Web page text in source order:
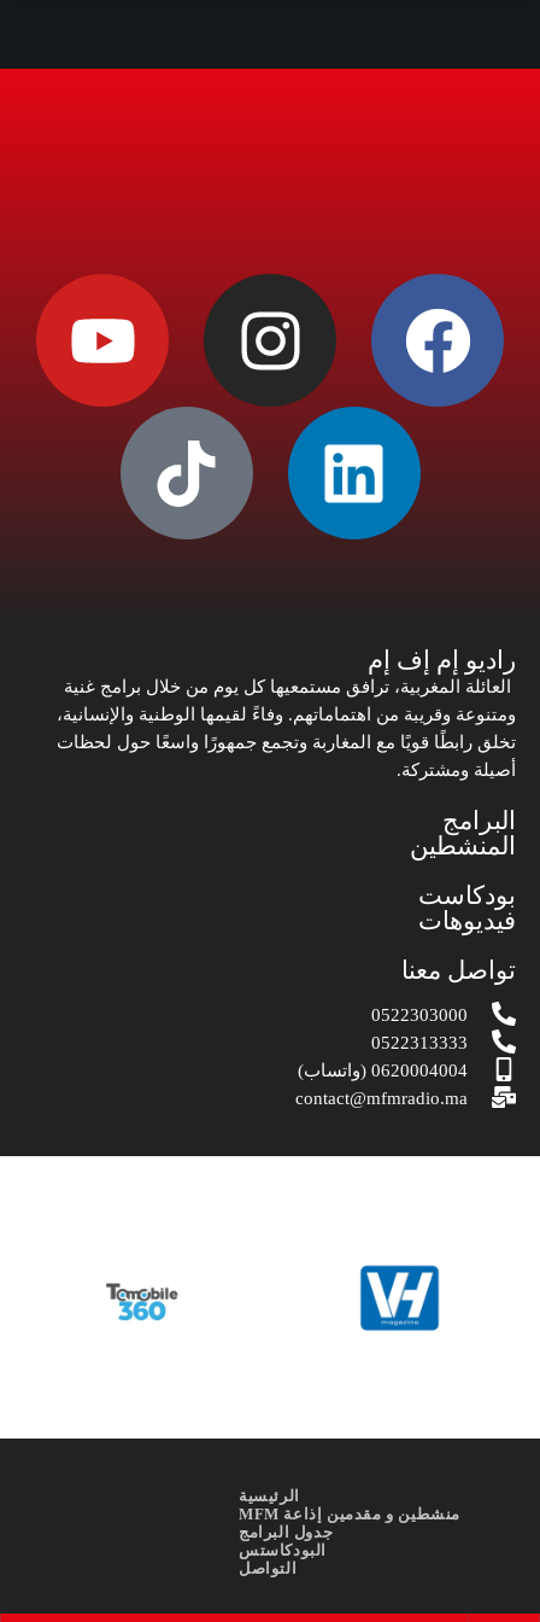
راديو إم إف إم
العائلة المغربية، ترافق مستمعيها كل يوم من خلال برامج غنية
ومتنوعة وقريبة من اهتماماتهم. وفاءً لقيمها الوطنية والإنسانية،
تخلق رابطًا قويًا مع المغاربة وتجمع جمهورًا واسعًا حول لحظات
أصيلة ومشتركة.
البرامج
المنشطين
بودكاست
فيديوهات
تواصل معنا
0522303000
0522313333
0620004004 (واتساب)
contact@mfmradio.ma
الرئيسية
منشطين و مقدمين إذاعة MFM
جدول البرامج
البودكاستس
التواصل